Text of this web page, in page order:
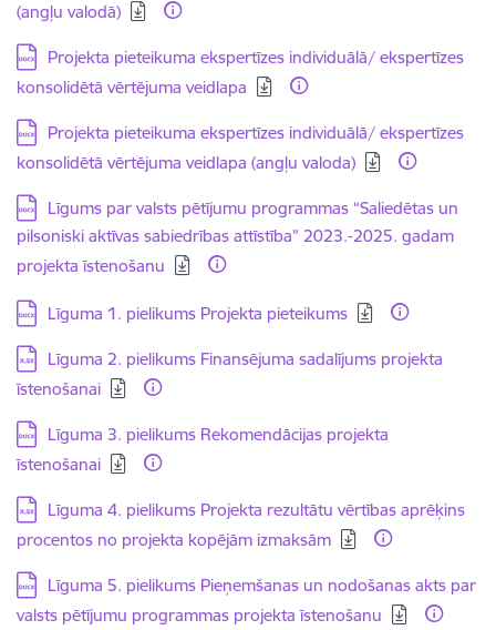
(angļu valodā)
Lejupielādēt:
Projekta pieteikuma ekspertīzes individuālā/ ekspertīzes
konsolidētā vērtējuma veidlapa
Lejupielādēt:
Projekta pieteikuma ekspertīzes individuālā/ ekspertīzes
konsolidētā vērtējuma veidlapa (angļu valoda)
Lejupielādēt:
Līgums par valsts pētījumu programmas “Saliedētas un
pilsoniski aktīvas sabiedrības attīstība” 2023.-2025. gadam
projekta īstenošanu
Lejupielādēt:
Līguma 1. pielikums Projekta pieteikums
Lejupielādēt:
Līguma 2. pielikums Finansējuma sadalījums projekta
īstenošanai
Lejupielādēt:
Līguma 3. pielikums Rekomendācijas projekta
īstenošanai
Lejupielādēt:
Līguma 4. pielikums Projekta rezultātu vērtības aprēķins
procentos no projekta kopējām izmaksām
Lejupielādēt:
Līguma 5. pielikums Pieņemšanas un nodošanas akts par
valsts pētījumu programmas projekta īstenošanu